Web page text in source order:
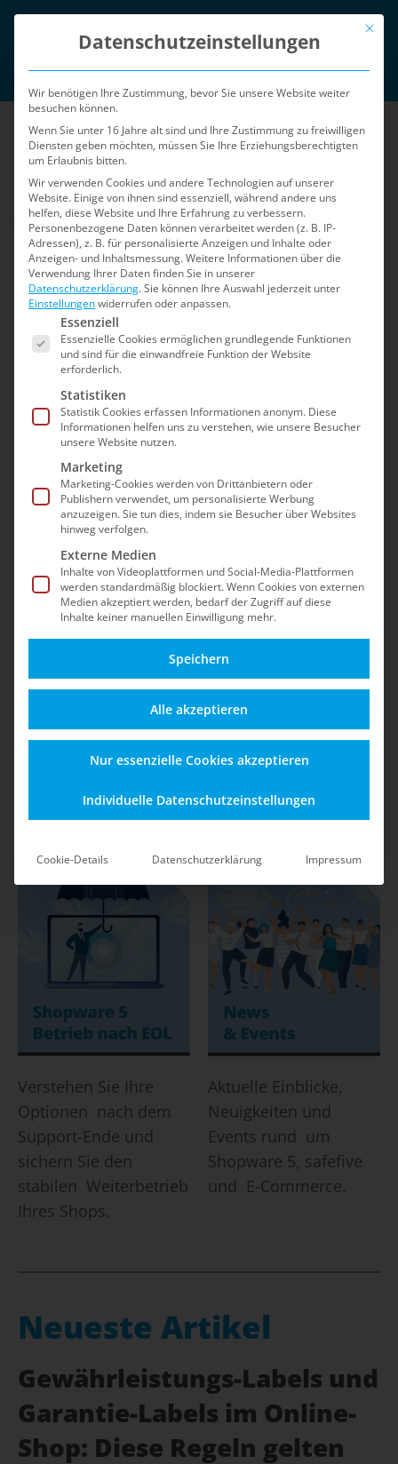
Zum
Login
Menü
Home»Sicherheits-Blog »Seite 2
Sicherheits-Blog
Sicherheit, Updates, dem Betrieb nach dem EOL
und Best Practices für einen stabilen Shopware-
Alles zu Funktionen,
Einsatzmöglichkeiten
für einen sicheren
Shop-Betrieb durch
safefive.
Schützen Sie Ihren
Shop vor Angriffen,
Datenverlust und
rechtlichen Risiken –
mit klaren
Maßnahmen und Best
Verstehen Sie Ihre
Optionen nach dem
Support-Ende und
sichern Sie den
stabilen Weiterbetrieb
Ihres Shops.
Aktuelle Einblicke,
Neuigkeiten und
Events rund um
Shopware 5, safefive
und E-Commerce.
Neueste Artikel
Gewährleistungs-Labels und
Garantie-Labels im Online-
Shop: Diese Regeln gelten
Mit
Datenschutzeinstellungen
Wir benötigen Ihre Zustimmung, bevor Sie unsere Website weiter
besuchen können.
Wenn Sie unter 16 Jahre alt sind und Ihre Zustimmung zu freiwilligen
Diensten geben möchten, müssen Sie Ihre Erziehungsberechtigten
um Erlaubnis bitten.
Wir verwenden Cookies und andere Technologien auf unserer
Website. Einige von ihnen sind essenziell, während andere uns
helfen, diese Website und Ihre Erfahrung zu verbessern.
Personenbezogene Daten können verarbeitet werden (z. B. IP-
Adressen), z. B. für personalisierte Anzeigen und Inhalte oder
Anzeigen- und Inhaltsmessung.Weitere Informationen über die
Verwendung Ihrer Daten finden Sie in unserer
Datenschutzerklärung.Sie können Ihre Auswahl jederzeit unter
Einstellungenwiderrufen oder anpassen.
Es folgt eine Liste der Service-Gruppen, für die
Essenziell
Essenzielle Cookies ermöglichen grundlegende Funktionen
und sind für die einwandfreie Funktion der Website
erforderlich.
Statistiken
Statistik Cookies erfassen Informationen anonym. Diese
Informationen helfen uns zu verstehen, wie unsere Besucher
unsere Website nutzen.
Marketing
Marketing-Cookies werden von Drittanbietern oder
Publishern verwendet, um personalisierte Werbung
anzuzeigen. Sie tun dies, indem sie Besucher über Websites
hinweg verfolgen.
Externe Medien
Inhalte von Videoplattformen und Social-Media-Plattformen
werden standardmäßig blockiert. Wenn Cookies von externen
Medien akzeptiert werden, bedarf der Zugriff auf diese
Inhalte keiner manuellen Einwilligung mehr.
Speichern
Alle akzeptieren
Nur essenzielle Cookies akzeptieren
Individuelle Datenschutzeinstellungen
Cookie-Details Datenschutzerklärung Impressum